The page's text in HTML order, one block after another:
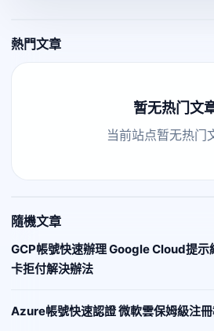
熱門文章
暂无热门文
当前站点暂无热门
隨機文章
GCP帳號快速辦理 Google Cloud提示
卡拒付解決辦法
Azure帳號快速認證 微軟雲保姆級注